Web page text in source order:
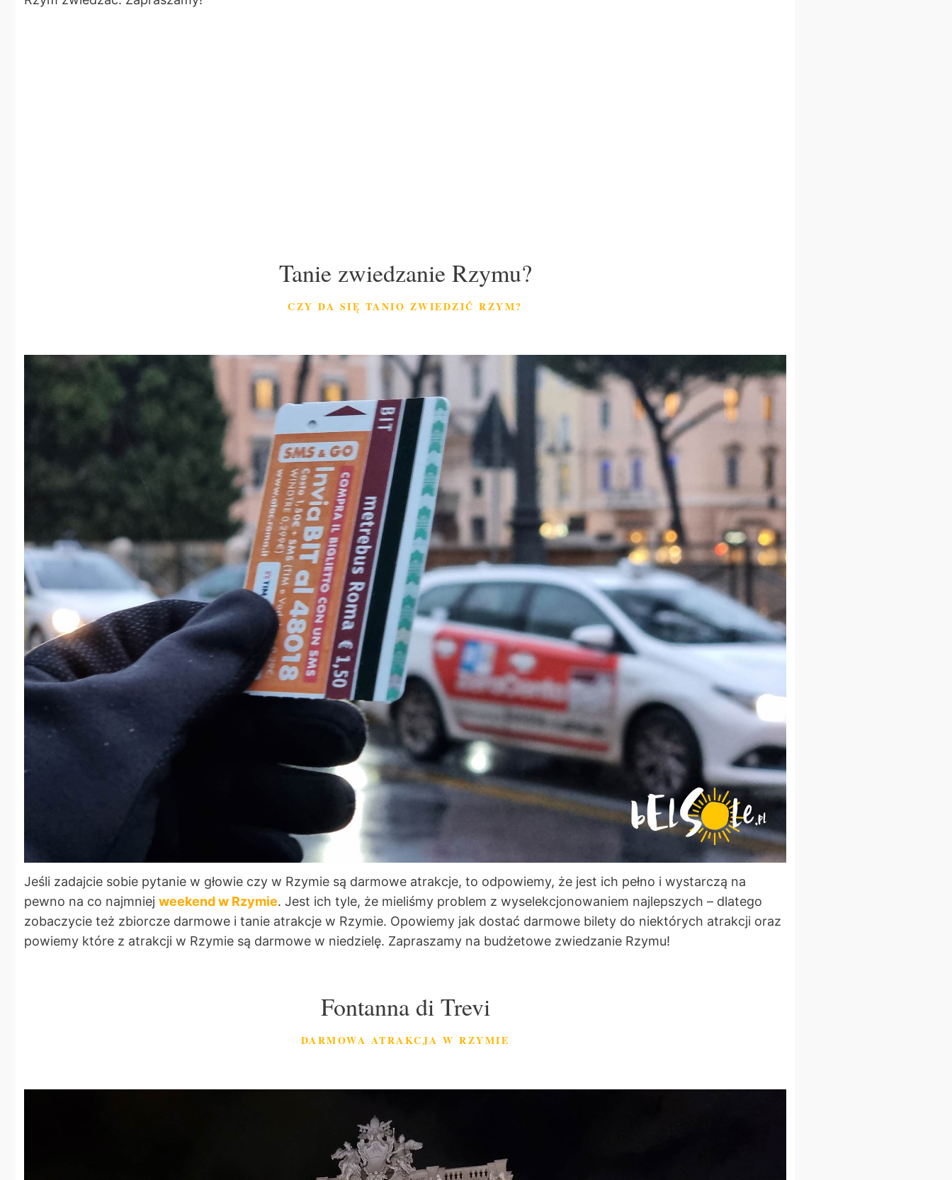
Tanie zwiedzanie Rzymu?
CZY DA SIĘ TANIO ZWIEDZIĆ RZYM?
Jeśli zadajcie sobie pytanie w głowie czy w Rzymie są darmowe atrakcje, to odpowiemy, że jest ich pełno i wystarczą na
pewno na co najmniej weekend w Rzymie. Jest ich tyle, że mieliśmy problem z wyselekcjonowaniem najlepszych – dlatego
zobaczycie też zbiorcze darmowe i tanie atrakcje w Rzymie. Opowiemy jak dostać darmowe bilety do niektórych atrakcji oraz
powiemy które z atrakcji w Rzymie są darmowe w niedzielę. Zapraszamy na budżetowe zwiedzanie Rzymu!
Fontanna di Trevi
DARMOWA ATRAKCJA W RZYMIE